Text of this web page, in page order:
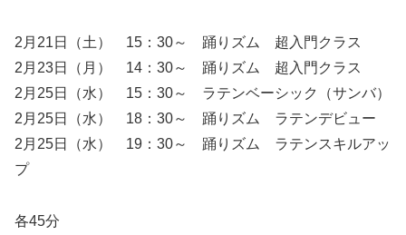
2月21日（土） 15：30～ 踊りズム 超入門クラス
2月23日（月） 14：30～ 踊りズム 超入門クラス
2月25日（水） 15：30～ ラテンベーシック（サンバ）
2月25日（水） 18：30～ 踊りズム ラテンデビュー
2月25日（水） 19：30～ 踊りズム ラテンスキルアッ
プ
各45分